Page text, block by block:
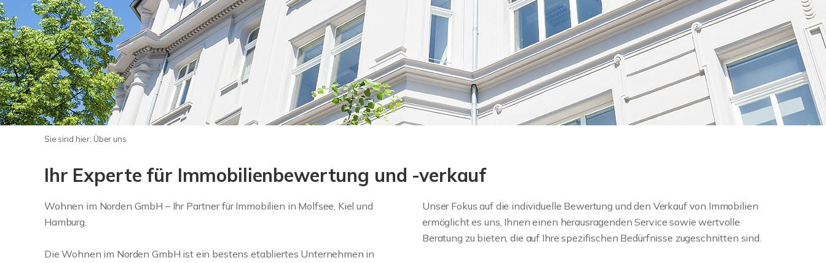
Sie sind hier: Über uns
Ihr Experte für Immobilienbewertung und -verkauf
Wohnen im Norden GmbH – Ihr Partner für Immobilien in Molfsee, Kiel und
Hamburg.
Die Wohnen im Norden GmbH ist ein bestens etabliertes Unternehmen in
Unser Fokus auf die individuelle Bewertung und den Verkauf von Immobilien
ermöglicht es uns, Ihnen einen herausragenden Service sowie wertvolle
Beratung zu bieten, die auf Ihre spezifischen Bedürfnisse zugeschnitten sind.